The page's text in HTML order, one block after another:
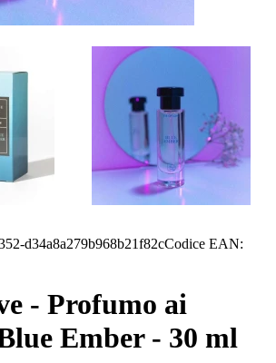
d34a8a279b968b21f82cCodice EAN:
- Profumo ai
Ember - 30 ml